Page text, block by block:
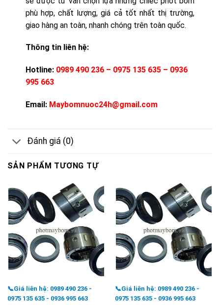
phù hợp, chất lượng, giá cả tốt nhất thị trường,
giao hàng an toàn, nhanh chóng trên toàn quốc.
Thông tin liên hệ:
Hotline: 0989 490 236 – 0975 135 635 – 0936
995 663
Email: Maybomnuoc24h@gmail.com
Đánh giá (0)
SẢN PHẨM TƯƠNG TỰ
📞Giá liên hệ: 0989 490 236 -
0975 135 635 - 0936 995 663
📞Giá liên hệ: 0989 490 236 -
0975 135 635 - 0936 995 663